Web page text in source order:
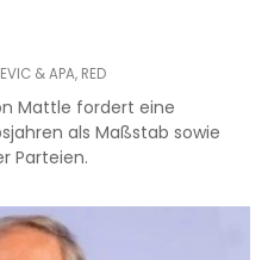
& APA, RED
Mattle fordert eine
als Maßstab sowie
Parteien.